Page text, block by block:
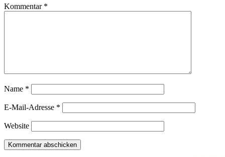
Kommentar *
Name *
E-Mail-Adresse *
Website